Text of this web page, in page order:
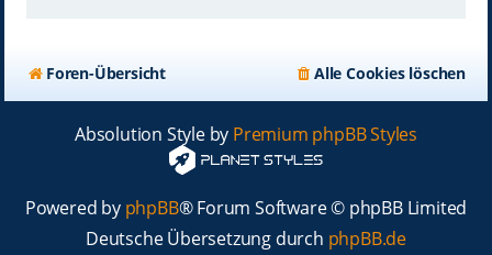
Foren-Übersicht Alle Cookies löschen
Absolution Style by Premium phpBB Styles
Powered by phpBB® Forum Software © phpBB Limited
Deutsche Übersetzung durch phpBB.de